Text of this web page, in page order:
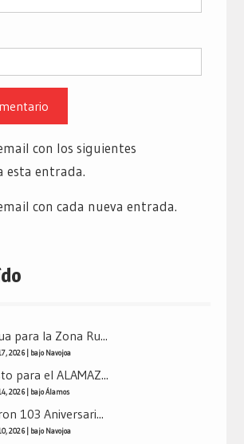
con los siguientes
esta entrada.
con cada nueva entrada.
para la Zona Ru...
2026| bajo Navojoa
para el ALAMAZ...
2026| bajoÁlamos
103 Aniversari...
2026| bajo Navojoa